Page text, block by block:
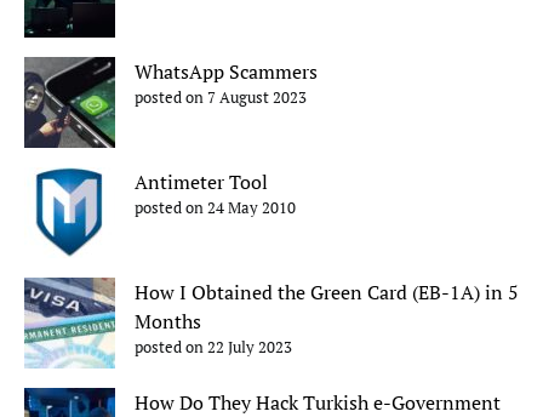
WhatsApp Scammers
posted on 7 August 2023
Antimeter Tool
posted on 24 May 2010
How I Obtained the Green Card (EB-1A) in 5
Months
posted on 22 July 2023
How Do They Hack Turkish e-Government